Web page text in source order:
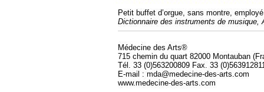
Petit buffet d’orgue, sans montre,
Dictionnaire des instruments de
Médecine des Arts®
715 chemin du quart 82000 Montauban
Tél. 33 (0)563200809 Fax. 33
E-mail : mda@medecine-des-arts.com
www.medecine-des-arts.com